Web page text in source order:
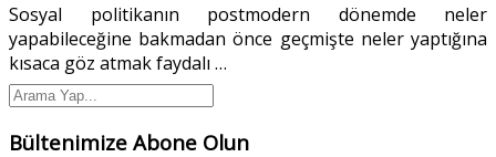
Sosyal politikanın postmodern dönemde neler
yapabileceğine bakmadan önce geçmişte neler yaptığına
kısaca göz atmak faydalı …
Bültenimize Abone Olun